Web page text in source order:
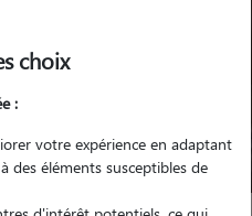
Pet Sitter
qui n'existe plus
choix
:
votre expérience en adaptant
des éléments susceptibles de